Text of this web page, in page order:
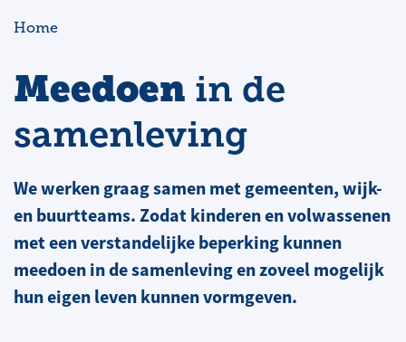
Home
Meedoen in de
samenleving
We werken graag samen met gemeenten, wijk-
en buurtteams. Zodat kinderen en volwassenen
met een verstandelijke beperking kunnen
meedoen in de samenleving en zoveel mogelijk
hun eigen leven kunnen vormgeven.